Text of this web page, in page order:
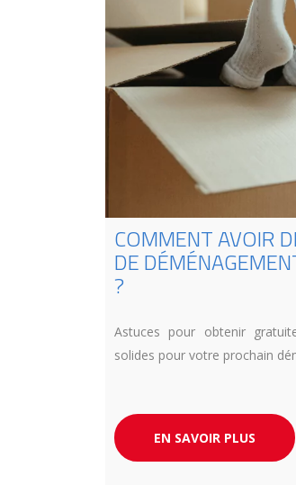
COMMENT AVOIR
DE
?
Astuces pour obtenir
solides pour votre prochain
EN SAVOIR PLUS